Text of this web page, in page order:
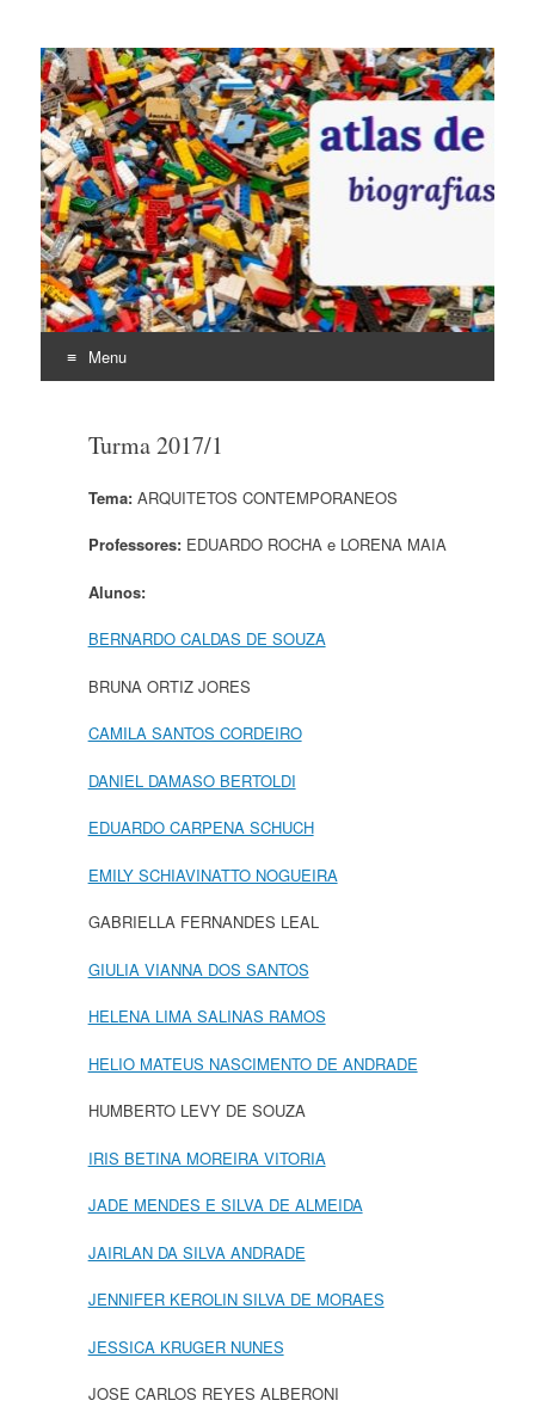
ATLAS DE
ARQUITETURA:
biografias, obras e
análises
Menu
Turma 2017/1
Tema:ARQUITETOS CONTEMPORANEOS
Professores:EDUARDO ROCHA e LORENA MAIA
Alunos:
BERNARDO CALDAS DE SOUZA
BRUNA ORTIZ JORES
CAMILA SANTOS CORDEIRO
DANIEL DAMASO BERTOLDI
EDUARDO CARPENA SCHUCH
EMILY SCHIAVINATTO NOGUEIRA
GABRIELLA FERNANDES LEAL
GIULIA VIANNA DOS SANTOS
HELENA LIMA SALINAS RAMOS
HELIO MATEUS NASCIMENTO DE ANDRADE
HUMBERTO LEVY DE SOUZA
IRIS BETINA MOREIRA VITORIA
JADE MENDES E SILVA DE ALMEIDA
JAIRLAN DA SILVA ANDRADE
JENNIFER KEROLIN SILVA DE MORAES
JESSICA KRUGER NUNES
JOSE CARLOS REYES ALBERONI